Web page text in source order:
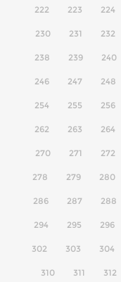
222 223 224
230 231 232
238 239 240
246 247 248
254 255 256
262 263 264
270 271 272
278 279 280
286 287 288
294 295 296
302 303 304
310 311 312